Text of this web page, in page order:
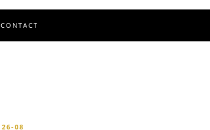
CONTACT
26-08